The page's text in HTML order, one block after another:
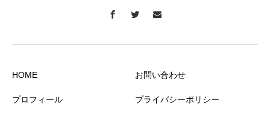
HOME
プロフィール
お問い合わせ
プライバシーポリシー